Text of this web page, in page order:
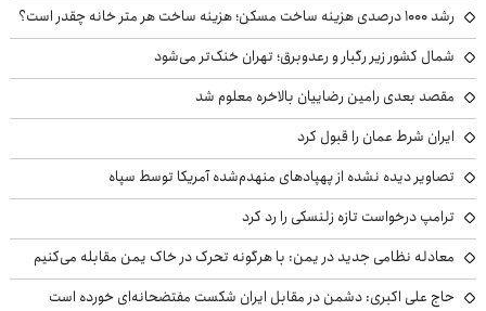
رشد ۱۰۰۰ درصدی هزینه ساخت مسکن؛ هزینه ساخت هر متر خانه چقدر است؟
شمال کشور زیر رگبار و رعدوبرق؛ تهران خنک‌تر می‌شود
مقصد بعدی رامین رضاییان بالاخره معلوم شد
ایران شرط عمان را قبول کرد
تصاویر دیده نشده از پهپادهای منهدم‌شده آمریکا توسط سپاه
ترامپ درخواست تازه زلنسکی را رد کرد
معادله نظامی جدید در یمن: با هرگونه تحرک در خاک یمن مقابله می‌کنیم
حاج علی اکبری: دشمن در مقابل ایران شکست مفتضحانه‌ای خورده است